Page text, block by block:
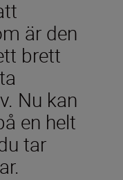
är den
brett
Nu kan
en helt
tar